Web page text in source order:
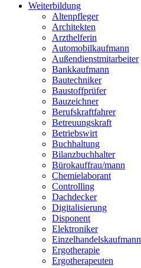
Weiterbildung
Altenpfleger
Architekten
Arzthelferin
Automobilkaufmann
Außendienstmitarbeiter
Bankkaufmann
Bautechniker
Baustoffprüfer
Bauzeichner
Berufskraftfahrer
Betreuungskraft
Betriebswirt
Buchhaltung
Bilanzbuchhalter
Bürokauffrau/mann
Chemielaborant
Controlling
Dachdecker
Digitalisierung
Disponent
Elektroniker
Einzelhandelskaufmann
Ergotherapie
Ergotherapeuten